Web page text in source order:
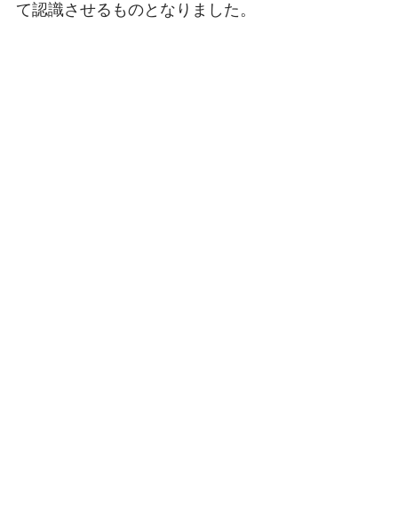
て認識させるものとなりました。